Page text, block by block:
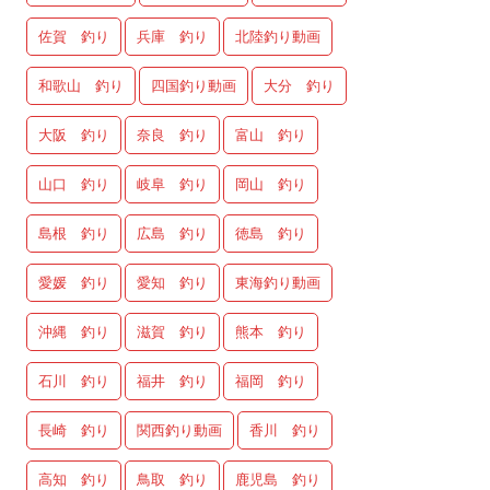
佐賀 釣り 兵庫 釣り 北陸釣り動画
和歌山 釣り 四国釣り動画 大分 釣り
大阪 釣り 奈良 釣り 富山 釣り
山口 釣り 岐阜 釣り 岡山 釣り
島根 釣り 広島 釣り 徳島 釣り
愛媛 釣り 愛知 釣り 東海釣り動画
沖縄 釣り 滋賀 釣り 熊本 釣り
石川 釣り 福井 釣り 福岡 釣り
長崎 釣り 関西釣り動画 香川 釣り
高知 釣り 鳥取 釣り 鹿児島 釣り